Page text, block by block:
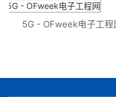
5G - OFweek电子工程网